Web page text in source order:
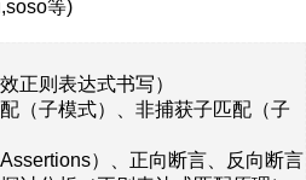
等)
正则表达式书写）
（子模式）、非捕获子匹配（子
）、正向断言、反向断言